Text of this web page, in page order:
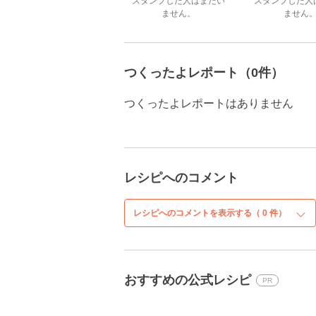
ません。
ません。
つくったよレポート（0件）
つくったよレポートはありません
レシピへのコメント
レシピへのコメントを表示する（ 0 件）
おすすめの公式レシピ PR